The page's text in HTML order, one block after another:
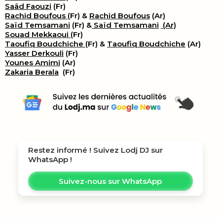
Saâd Faouzi (Fr)
Rachid Boufous (Fr) & Rachid Boufous (Ar)
Saïd Temsamani (Fr) & Saïd Temsamani (Ar)
Souad Mekkaoui (Fr)
Taoufiq Boudchiche (Fr) & Taoufiq Boudchiche (Ar)
Yasser Derkouli (Fr)
Younes Amimi (Ar)
Zakaria Berala (Fr)
Restez informé ! Suivez Lodj DJ sur
WhatsApp !
Suivez-nous sur WhatsApp